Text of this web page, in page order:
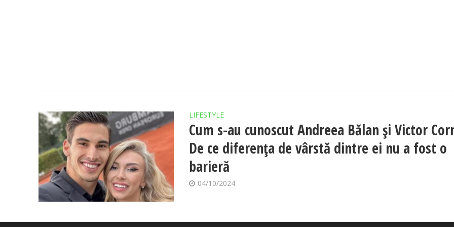
LIFESTYLE
Cum s-au cunoscut Andreea Bălan și Victor
De ce diferența de vârstă dintre ei nu a fost o
barieră
04/10/2024